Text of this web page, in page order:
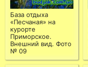
База отдыха
«Песчаная» на
курорте
Приморское.
Внешний вид. Фото
№ 09